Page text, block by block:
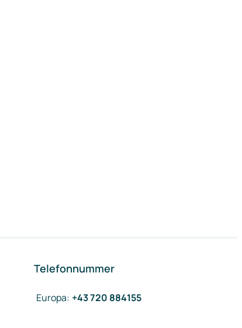
Telefonnummer
Europa: +43 720 884155